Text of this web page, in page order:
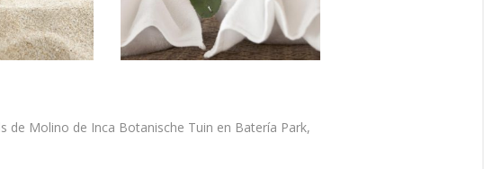
de Molino de Inca Botanische Tuin en Batería Park,